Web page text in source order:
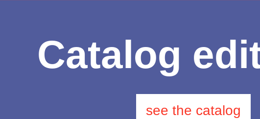
Catalog
see the catalog